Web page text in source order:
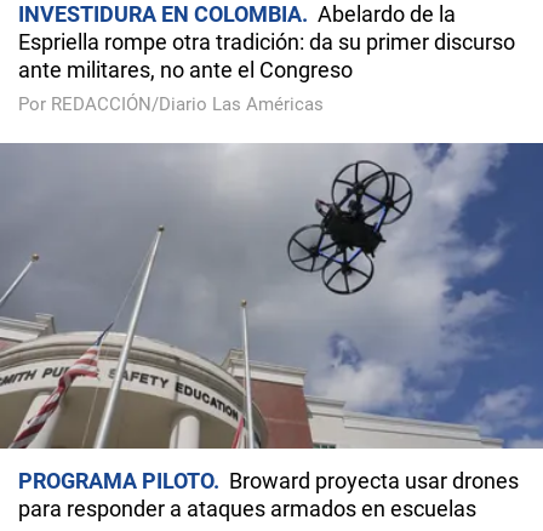
INVESTIDURA EN COLOMBIA
Abelardo de la
Espriella rompe otra tradición: da su primer discurso
ante militares, no ante el Congreso
Por REDACCIÓN/Diario Las Américas
PROGRAMA PILOTO
Broward proyecta usar drones
para responder a ataques armados en escuelas